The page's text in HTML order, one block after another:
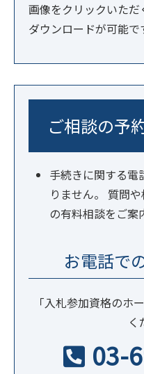
画像をクリックいただ
ダウンロードが可能で
ご相談の予
手続きに関する電
りません。 質問
の有料相談をご案
お電話で
「入札参加資格のホ
く
03-